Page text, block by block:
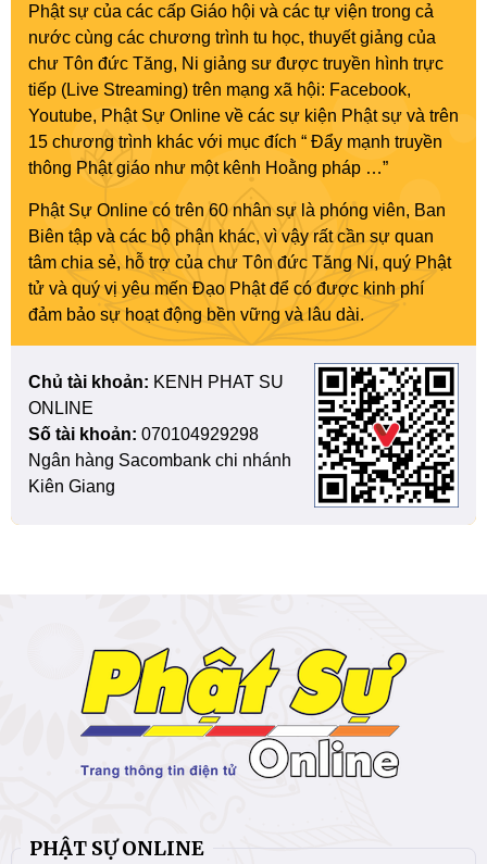
Phật sự của các cấp Giáo hội và các tự viện trong cả
nước cùng các chương trình tu học, thuyết giảng của
chư Tôn đức Tăng, Ni giảng sư được truyền hình trực
tiếp (Live Streaming) trên mạng xã hội: Facebook,
Youtube, Phật Sự Online về các sự kiện Phật sự và trên
15 chương trình khác với mục đích “ Đẩy mạnh truyền
thông Phật giáo như một kênh Hoằng pháp …”
Phật Sự Online có trên 60 nhân sự là phóng viên, Ban
Biên tập và các bộ phận khác, vì vậy rất cần sự quan
tâm chia sẻ, hỗ trợ của chư Tôn đức Tăng Ni, quý Phật
tử và quý vị yêu mến Đạo Phật để có được kinh phí
đảm bảo sự hoạt động bền vững và lâu dài.
Chủ tài khoản: KENH PHAT SU
ONLINE
Số tài khoản: 070104929298
Ngân hàng Sacombank chi nhánh
Kiên Giang
PHẬT SỰ ONLINE